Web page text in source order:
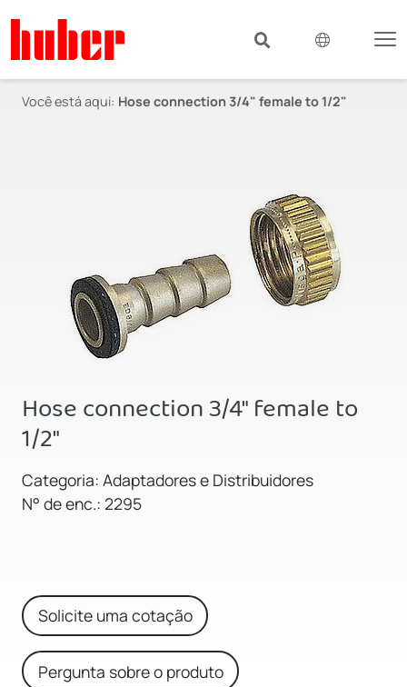
Você está aqui: Hose connection 3/4" female to 1/2"
Hose connection 3/4" female to
1/2"
Categoria: Adaptadores e Distribuidores
N° de enc.: 2295
Solicite uma cotação
Pergunta sobre o produto